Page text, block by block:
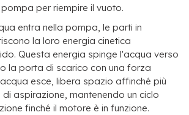
per riempire il vuoto.
entra nella pompa, le parti in
la loro energia cinetica
Questa energia spinge l'acqua verso
la porta di scarico con una forza
esce, libera spazio affinché più
aspirazione, mantenendo un ciclo
finché il motore è in funzione.